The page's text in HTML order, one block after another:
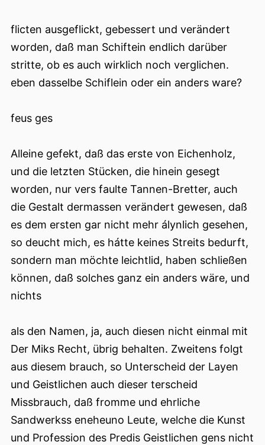
flicten ausgeflickt, gebessert und verändert
worden, daß man Schiftein endlich darüber
stritte, ob es auch wirklich noch verglichen.
eben dasselbe Schiflein oder ein anders ware?
feus ges
Alleine gefekt, daß das erste von Eichenholz,
und die letzten Stücken, die hinein gesegt
worden, nur vers faulte Tannen-Bretter, auch
die Gestalt dermassen verändert gewesen, daß
es dem ersten gar nicht mehr álynlich gesehen,
so deucht mich, es hátte keines Streits bedurft,
sondern man möchte leichtlid, haben schließen
können, daß solches ganz ein anders wäre, und
nichts
als den Namen, ja, auch diesen nicht einmal mit
Der Miks Recht, übrig behalten. Zweitens folgt
aus diesem brauch, so Unterscheid der Layen
und Geistlichen auch dieser terscheid
Missbrauch, daß fromme und ehrliche
Sandwerkss eneheuno Leute, welche die Kunst
und Profession des Predis Geistlichen gens nicht